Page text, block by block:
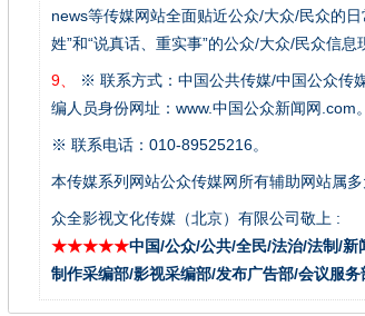
news等传媒网站全面贴近公众/大众/民众的
姓”和“说真话、重实事”的公众/大众/民众信息
9、
※ 联系方式：中国公共传媒/中国公众传
编人员身份网址：www.中国公众新闻网.com。
※ 联系电话：010-89525216。
本传媒系列网站公众传媒网所有辅助网站属
众全影视文化传媒（北京）有限公司敬上 :
★★★★★中国/公众/公共/全民/法治/法制/
制作采编部/影视采编部/发布广告部/会议服务
从幼儿园到大学，有这些资助